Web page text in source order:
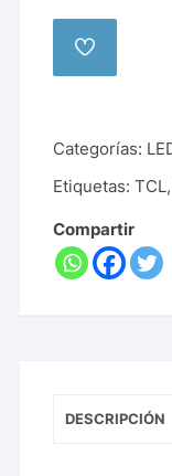
AÑADIR
A
DESEOS
Categorías:
Etiquetas:TCL
Compartir
DESCRIPCIÓN